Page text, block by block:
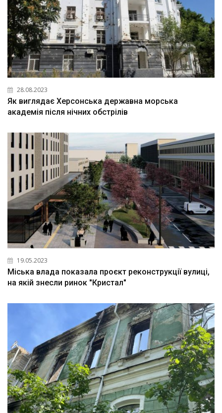
28.08.2023
Як виглядає Херсонська державна морська
академія після нічних обстрілів
19.05.2023
Міська влада показала проєкт реконструкції вулиці,
на якій знесли ринок "Кристал"